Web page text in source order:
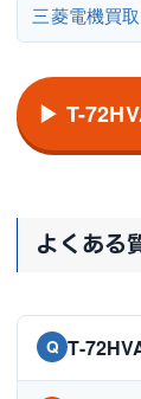
三菱電機買取
▶ T-
よくある
Q T-